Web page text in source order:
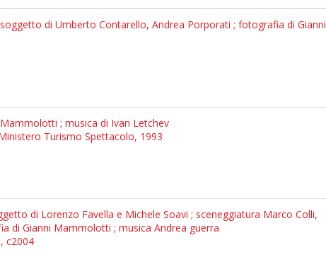
di Umberto Contarello, Andrea Porporati ; fotografia di Gianni
; musica di Ivan Letchev
Turismo Spettacolo, 1993
di Lorenzo Favella e Michele Soavi ; sceneggiatura Marco Colli,
di Gianni Mammolotti ; musica Andrea guerra
c2004